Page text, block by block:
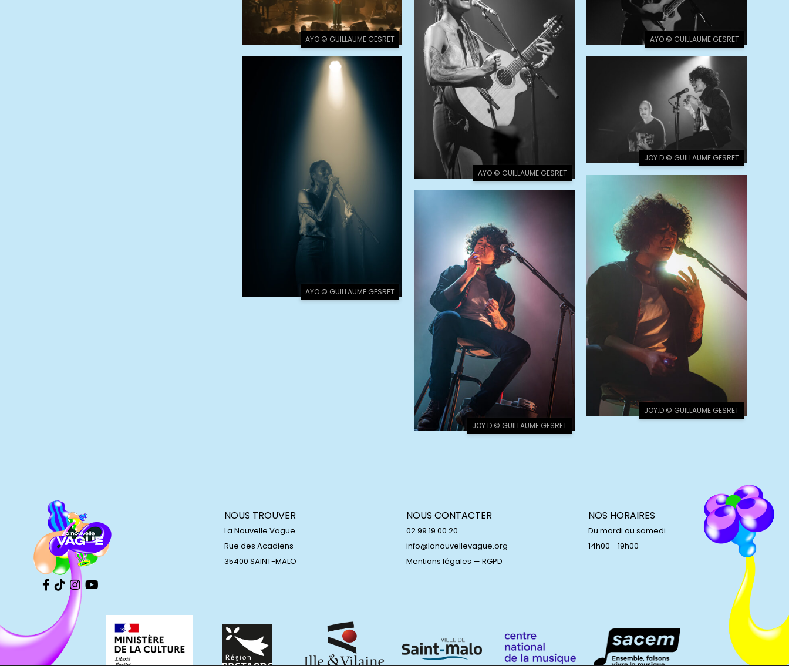
AYO © GUILLAUME GESRET
AYO © GUILLAUME GESRET
AYO © GUILLAUME GESRET
AYO © GUILLAUME GESRET
JOY.D © GUILLAUME GESRET
JOY.D © GUILLAUME GESRET
JOY.D © GUILLAUME GESRET
NOUS TROUVER
La Nouvelle Vague
Rue des Acadiens
35400 SAINT-MALO
NOUS CONTACTER
02 99 19 00 20
info@lanouvellevague.org
Mentions légales — RGPD
NOS HORAIRES
Du mardi au samedi
14h00 - 19h00